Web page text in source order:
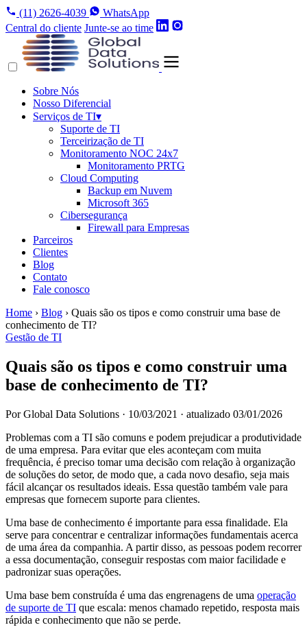
(11) 2626-4039
WhatsApp
Central do cliente Junte-se ao time
Sobre Nós
Nosso Diferencial
Serviços de TI▾
Suporte de TI
Terceirização de TI
Monitoramento NOC 24x7
Monitoramento PRTG
Cloud Computing
Backup em Nuvem
Microsoft 365
Cibersegurança
Firewall para Empresas
Parceiros
Clientes
Blog
Contato
Fale conosco
Home › Blog › Quais são os tipos e como construir uma base de
conhecimento de TI?
Gestão de TI
Quais são os tipos e como construir uma
base de conhecimento de TI?
Por Global Data Solutions · 10/03/2021 · atualizado 03/01/2026
Problemas com a TI são comuns e podem prejudicar a produtividade
de uma empresa. Para evitar que eles aconteçam com muita
frequência, é preciso tomar uma decisão com relação à organização
de soluções do setor, de modo que, a cada novo desafio, seja mais
fácil alcançar os resultados ideais. Essa questão também vale para
empresas que fornecem suporte para clientes.
Uma base de conhecimento é importante para essa finalidade. Ela
serve para concentrar e centralizar informações fundamentais acerca
de uma área da companhia. A partir disso, as pessoas podem recorrer
a essa documentação, conseguir respostas com maior facilidade e
padronizar suas operações.
Uma base bem construída é uma das engrenagens de uma operação
de suporte de TI que escala: menos chamado repetido, resposta mais
rápida e conhecimento que não se perde.